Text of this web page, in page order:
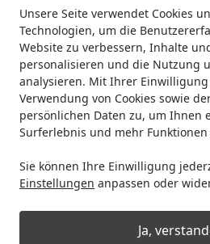
Unsere Seite verwendet Cookies
Technologien, um die
Website zu verbessern, Inhalte
personalisieren und die Nutzung
analysieren. Mit Ihrer
Verwendung von Cookies sowie
persönlichen Daten zu, um Ihnen
Surferlebnis und mehr
Sie können Ihre Einwilligung
Einstellungen anpassen oder
Ja,
Startseite
Motorradteile & Ersatzteile
RK Antriebsritzel